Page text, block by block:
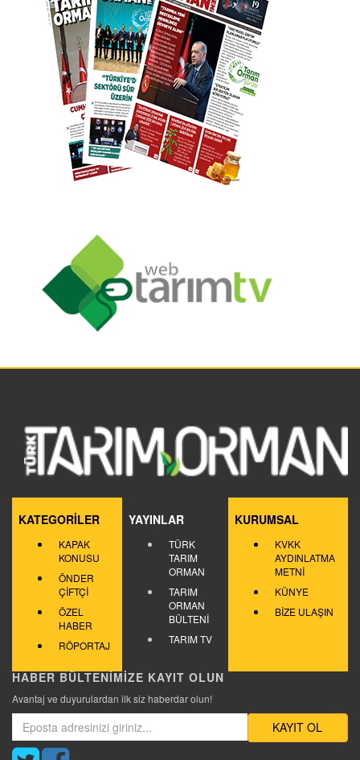
KATEGORİLER
KAPAK
KONUSU
ÖNDER
ÇİFTÇİ
ÖZEL
HABER
RÖPORTAJ
YAYINLAR
TÜRK
TARIM
ORMAN
TARIM
ORMAN
BÜLTENİ
TARIM TV
KURUMSAL
KVKK
AYDINLATMA
METNİ
KÜNYE
BİZE ULAŞIN
HABER BÜLTENİMİZE KAYIT OLUN
Avantaj ve duyurulardan ilk siz haberdar olun!
KAYIT OL